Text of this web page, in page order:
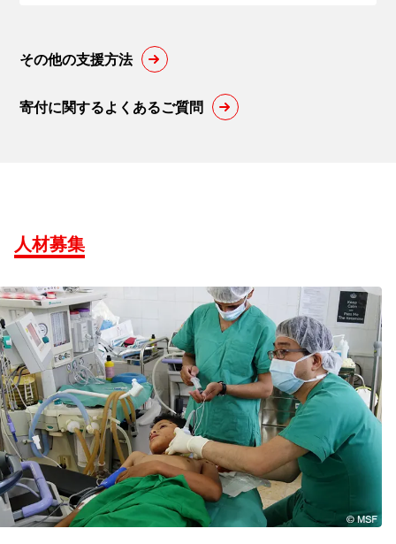
その他の支援方法
寄付に関するよくあるご質問
人材募集